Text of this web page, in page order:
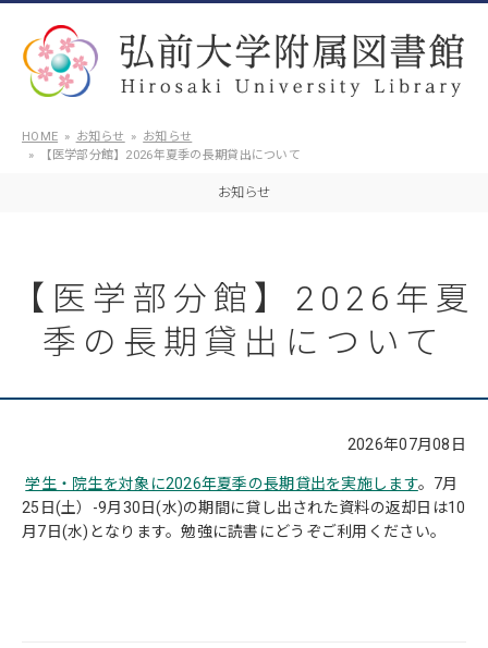
HOME お知らせ
お知らせ
【医学部分館】2026年夏季の長期貸出について
お知らせ
【医学部分館】2026年夏
季の長期貸出について
2026年07月08日
学生・院生を対象に2026年夏季の長期貸出を実施します。7月
25日(土）-9月30日(水)の期間に貸し出された資料の返却日は10
月7日(水)となります。勉強に読書にどうぞご利用ください。